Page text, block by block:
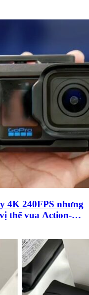
4K 240FPS nhưng
thế vua Action-